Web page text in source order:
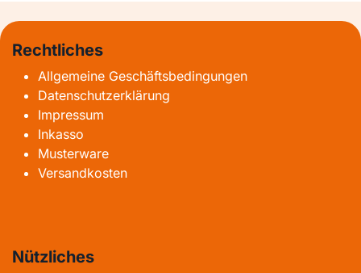
Rechtliches
Allgemeine Geschäftsbedingungen
Datenschutzerklärung
Impressum
Inkasso
Musterware
Versandkosten
Nützliches